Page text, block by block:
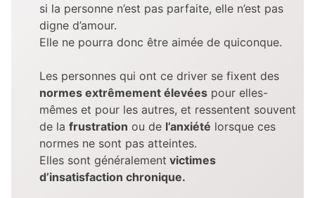
si la personne n’est pas parfaite, elle n’est pas
digne d’amour.
Elle ne pourra donc être aimée de quiconque.
Les personnes qui ont ce driver se fixent des
normes extrêmement élevéespour elles-
mêmes et pour les autres, et ressentent souvent
de la frustration ou de l’anxiété lorsque ces
normes ne sont pas atteintes.
Elles sont généralement victimes
d’insatisfaction chronique.